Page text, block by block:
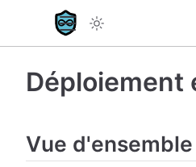
Déploiement
Vue d'ensemble